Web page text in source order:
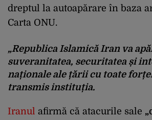
dreptul la autoapărare în baza
Carta ONU.
„Republica Islamică Iran va
suveranitatea, securitatea și
naționale ale țării cu toate
transmis instituția.
Iranul afirmă că atacurile sale